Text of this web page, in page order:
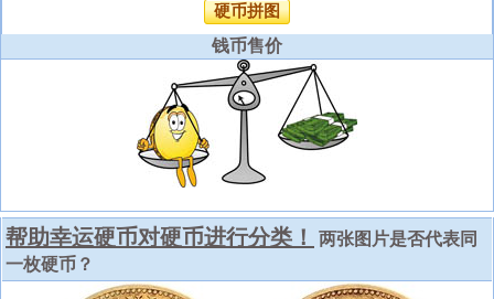
硬币拼图
钱币售价
帮助幸运硬币对硬币进行分类！
两张图片是否代表同
一枚硬币？